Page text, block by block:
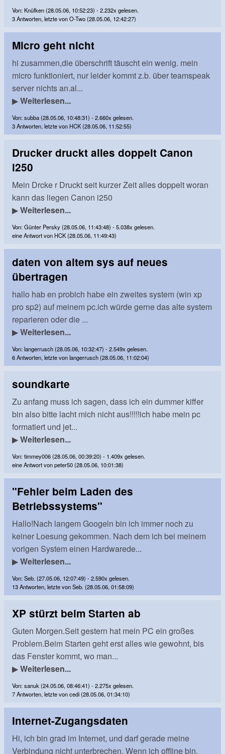
Von: Knüfken (28.05.06, 10:52:23) - 2.232x gelesen.
3 Antworten, letzte von O-Two (28.05.06, 12:42:27)
Micro geht nicht
hi zusammen,die überschrift täuscht ein wenig. mein
micro funktioniert, nur leider kommt z.b. über teamspeak
server nichts an.al...
▶Weiterlesen...
Von: subba (28.05.06, 10:48:31) - 2.660x gelesen.
3 Antworten, letzte von HCK (28.05.06, 11:52:55)
Drucker druckt alles doppelt Canon
i250
Mein Drcke r Druckt seit kurzer Zeit alles doppelt woran
kann das liegen Canon i250
▶Weiterlesen...
Von: Günter Persky (28.05.06, 11:43:48) - 5.038x gelesen.
eine Antwort von HCK (28.05.06, 11:49:43)
daten von altem sys auf neues
übertragen
hallo hab en probich habe ein zweites system (win xp
pro sp2) auf meinem pc.ich würde gerne das alte system
reparieren oder die ...
▶Weiterlesen...
Von: langerrusch (28.05.06, 10:32:47) - 2.549x gelesen.
6 Antworten, letzte von langerrusch (28.05.06, 11:02:04)
soundkarte
Zu anfang muss ich sagen, dass ich ein dummer kiffer
bin also bitte lacht mich nicht aus!!!!!ich habe mein pc
formatiert und jet...
▶Weiterlesen...
Von: timmey006 (28.05.06, 00:39:20) - 1.409x gelesen.
eine Antwort von peter50 (28.05.06, 10:01:38)
"Fehler beim Laden des
Betriebssystems"
Hallo!Nach langem Googeln bin ich immer noch zu
keiner Loesung gekommen. Nach dem ich bei meinem
vorigen System einen Hardwarede...
▶Weiterlesen...
Von: Seb. (27.05.06, 12:07:49) - 2.590x gelesen.
13 Antworten, letzte von Seb. (28.05.06, 01:58:09)
XP stürzt beim Starten ab
Guten Morgen.Seit gestern hat mein PC ein großes
Problem.Beim Starten geht erst alles wie gewohnt, bis
das Fenster kommt, wo man...
▶Weiterlesen...
Von: sanuk (24.05.06, 08:46:41) - 2.275x gelesen.
7 Antworten, letzte von cedi (28.05.06, 01:34:10)
Internet-Zugangsdaten
Hi, ich bin grad im Internet, und darf gerade meine
Verbindung nicht unterbrechen. Wenn ich offline bin,